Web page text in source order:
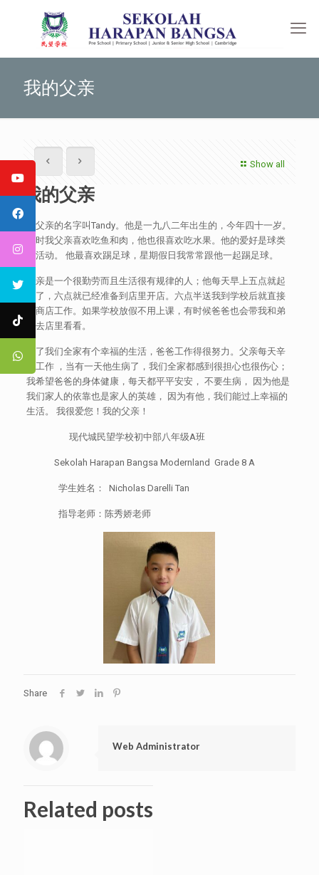
我的父亲
Show all
我的父亲
我父亲的名字叫Tandy。他是一九八二年出生的，今年四十一岁。
平时我父亲喜欢吃鱼和肉，他也很喜欢吃水果。他的爱好是球类
的活动。 他最喜欢踢足球，星期假日我常常跟他一起踢足球。
父亲是一个很勤劳而且生活很有规律的人；他每天早上五点就起
床了，六点就已经准备到店里开店。六点半送我到学校后就直接
到商店工作。如果学校放假不用上课，有时候爸爸也会带我和弟
弟去店里看看。
为了我们全家有个幸福的生活，爸爸工作得很努力。父亲每天辛
苦工作 ，当有一天他生病了，我们全家都感到很担心也很伤心；
我希望爸爸的身体健康，每天都平平安安， 不要生病， 因为他是
我们家人的依靠也是家人的英雄， 因为有他，我们能过上幸福的
生活。 我很爱您！我的父亲！
现代城民望学校初中部八年级A班
Sekolah Harapan Bangsa Modernland Grade 8 A
学生姓名： Nicholas Darelli Tan
指导老师：陈秀娇老师
Share
Web Administrator
Related posts